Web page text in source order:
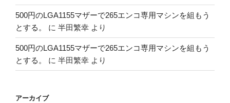
500円のLGA1155マザーで265エンコ専用マシンを組もう
とする。
に 半田繁幸 より
500円のLGA1155マザーで265エンコ専用マシンを組もう
とする。
に 半田繁幸 より
アーカイブ